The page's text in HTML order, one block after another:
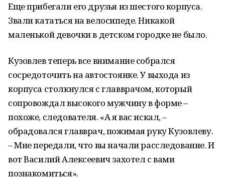
Еще прибегали его друзья из шестого корпуса.
Звали кататься на велосипеде. Никакой
маленькой девочки в детском городке не было.
Кузовлев теперь все внимание собрался
сосредоточить на автостоянке. У выхода из
корпуса столкнулся с главврачом, который
сопровождал высокого мужчину в форме –
похоже, следователя. «А я вас искал, –
обрадовался главврач, пожимая руку Кузовлеву.
– Мне передали, что вы начали расследование. И
вот Василий Алексеевич захотел с вами
познакомиться».